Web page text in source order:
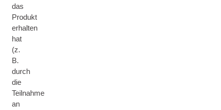
das
Produkt
erhalten
hat
(z.
B.
durch
die
Teilnahme
an